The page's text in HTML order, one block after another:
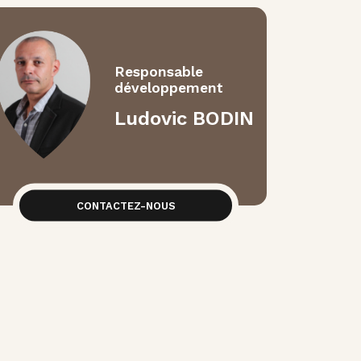
Responsable
développement
Ludovic BODIN
CONTACTEZ-NOUS